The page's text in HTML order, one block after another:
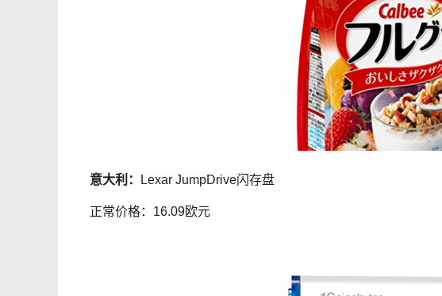
意大利： Lexar JumpDrive闪存盘
正常价格：16.09欧元